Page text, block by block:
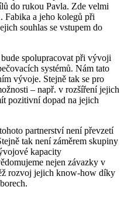
do rukou Pavla. Zde velmi
Fabika a jeho kolegů při
souhlas se vstupem do
spolupracovat při vývoji
systémů. Nám tato
vývoje. Stejně tak se pro
– např. v rozšíření jejich
pozitivní dopad na jejich
partnerství není převzetí
tak není záměrem skupiny
kapacity
nejen závazky v
rozvoj jejich know-how díky